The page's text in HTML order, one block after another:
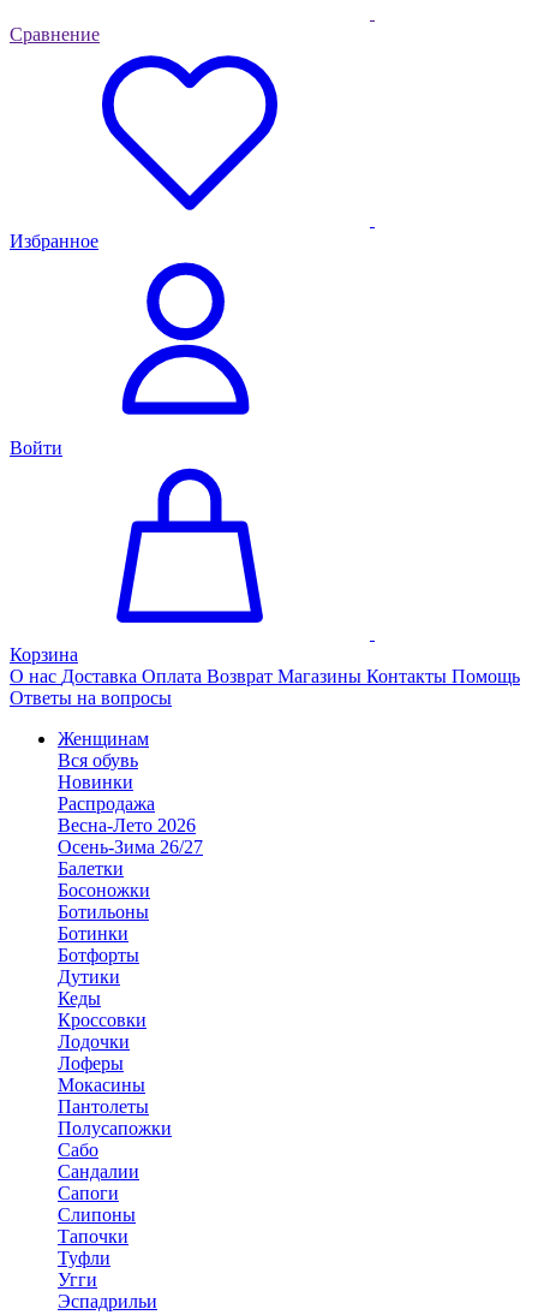
Сравнение
Избранное
Войти
Корзина
О нас Доставка Оплата Возврат Магазины Контакты Помощь
Ответы на вопросы
Женщинам
Вся обувь
Новинки
Распродажа
Весна-Лето 2026
Осень-Зима 26/27
Балетки
Босоножки
Ботильоны
Ботинки
Ботфорты
Дутики
Кеды
Кроссовки
Лодочки
Лоферы
Мокасины
Пантолеты
Полусапожки
Сабо
Сандалии
Сапоги
Слипоны
Тапочки
Туфли
Угги
Эспадрильи